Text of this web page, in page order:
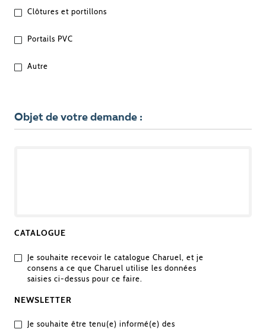
VOTRE
PROJET
Clôtures et portillons
Portails PVC
Autre
Objet de votre demande :
CATALOGUE
Je souhaite recevoir le catalogue Charuel, et je
consens a ce que Charuel utilise les données
saisies ci-dessus pour ce faire.
NEWSLETTER
Je souhaite être tenu(e) informé(e) des